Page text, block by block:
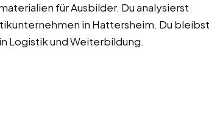
für Ausbilder. Du analysierst
in Hattersheim. Du bleibst
Logistik und Weiterbildung.